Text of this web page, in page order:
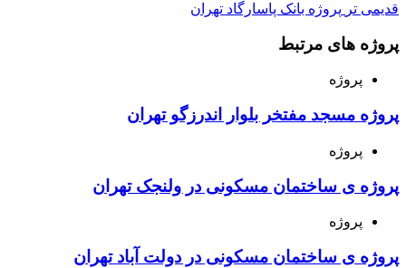
قدیمی تر پروژه بانک پاسارگاد تهران
پروژه های مرتبط
پروژه
پروژه مسجد مفتخر بلوار اندرزگو تهران
پروژه
پروژه ی ساختمان مسکونی در ولنجک تهران
پروژه
پروژه ی ساختمان مسکونی در دولت آباد تهران